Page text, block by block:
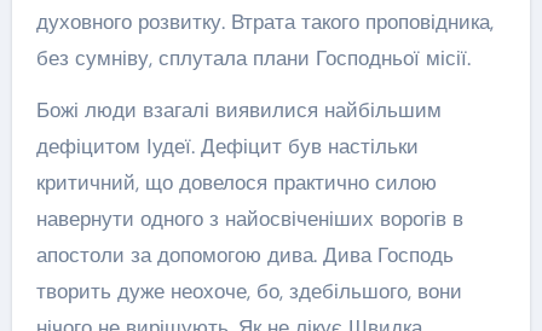
духовного розвитку. Втрата такого проповідника,
без сумніву, сплутала плани Господньої місії.
Божі люди взагалі виявилися найбільшим
дефіцитом Іудеї. Дефіцит був настільки
критичний, що довелося практично силою
навернути одного з найосвіченіших ворогів в
апостоли за допомогою дива. Дива Господь
творить дуже неохоче, бо, здебільшого, вони